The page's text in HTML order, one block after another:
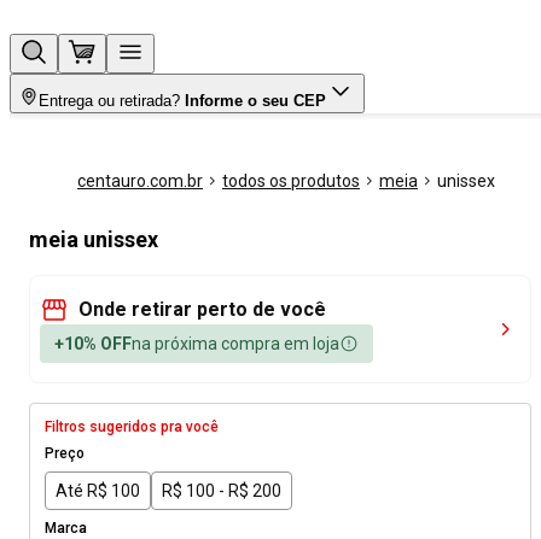
Entrega ou retirada? Informe o seu CEP
centauro.com.br todos os produtos meia unissex
meia unissex
Onde retirar perto de você
+10% OFFna próxima compra em loja
Filtros sugeridos pra você
Preço
Até R$ 100 R$ 100 - R$ 200
Marca